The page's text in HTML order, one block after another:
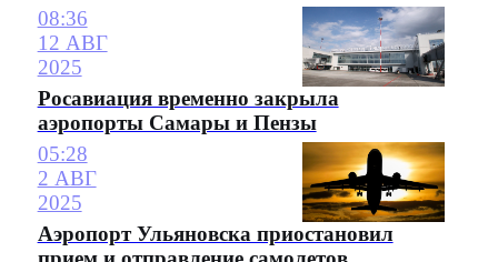
08:36
12 АВГ
2025
Росавиация временно закрыла
аэропорты Самары и Пензы
05:28
2 АВГ
2025
Аэропорт Ульяновска приостановил